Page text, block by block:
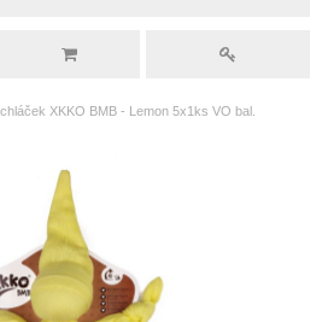
XKKO BMB - Lemon 5x1ks VO bal.